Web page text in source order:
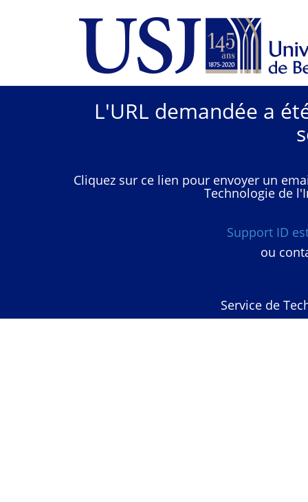
L'URL demandée a
Cliquez sur ce lien pour envoyer un
Technologie de
Support ID
ou
Service de